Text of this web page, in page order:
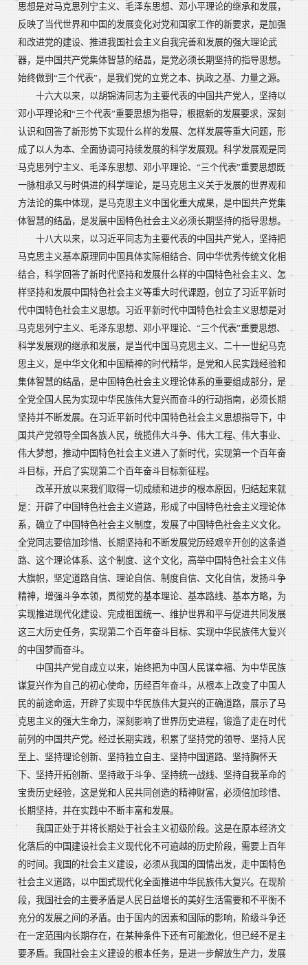
思想是对马克思列宁主义、毛泽东思想、邓小平理论的继承和发展，
反映了当代世界和中国的发展变化对党和国家工作的新要求，是加强
和改进党的建设、推进我国社会主义自我完善和发展的强大理论武
器，是中国共产党集体智慧的结晶，是党必须长期坚持的指导思想。
始终做到“三个代表”，是我们党的立党之本、执政之基、力量之源。
十六大以来，以胡锦涛同志为主要代表的中国共产党人，坚持以
邓小平理论和“三个代表”重要思想为指导，根据新的发展要求，深刻
认识和回答了新形势下实现什么样的发展、怎样发展等重大问题，形
成了以人为本、全面协调可持续发展的科学发展观。科学发展观是同
马克思列宁主义、毛泽东思想、邓小平理论、“三个代表”重要思想既
一脉相承又与时俱进的科学理论，是马克思主义关于发展的世界观和
方法论的集中体现，是马克思主义中国化重大成果，是中国共产党集
体智慧的结晶，是发展中国特色社会主义必须长期坚持的指导思想。
十八大以来，以习近平同志为主要代表的中国共产党人，坚持把
马克思主义基本原理同中国具体实际相结合、同中华优秀传统文化相
结合，科学回答了新时代坚持和发展什么样的中国特色社会主义、怎
样坚持和发展中国特色社会主义等重大时代课题，创立了习近平新时
代中国特色社会主义思想。习近平新时代中国特色社会主义思想是对
马克思列宁主义、毛泽东思想、邓小平理论、“三个代表”重要思想、
科学发展观的继承和发展，是当代中国马克思主义、二十一世纪马克
思主义，是中华文化和中国精神的时代精华，是党和人民实践经验和
集体智慧的结晶，是中国特色社会主义理论体系的重要组成部分，是
全党全国人民为实现中华民族伟大复兴而奋斗的行动指南，必须长期
坚持并不断发展。在习近平新时代中国特色社会主义思想指导下，中
国共产党领导全国各族人民，统揽伟大斗争、伟大工程、伟大事业、
伟大梦想，推动中国特色社会主义进入了新时代，实现第一个百年奋
斗目标，开启了实现第二个百年奋斗目标新征程。
改革开放以来我们取得一切成绩和进步的根本原因，归结起来就
是：开辟了中国特色社会主义道路，形成了中国特色社会主义理论体
系，确立了中国特色社会主义制度，发展了中国特色社会主义文化。
全党同志要倍加珍惜、长期坚持和不断发展党历经艰辛开创的这条道
路、这个理论体系、这个制度、这个文化，高举中国特色社会主义伟
大旗帜，坚定道路自信、理论自信、制度自信、文化自信，发扬斗争
精神，增强斗争本领，贯彻党的基本理论、基本路线、基本方略，为
实现推进现代化建设、完成祖国统一、维护世界和平与促进共同发展
这三大历史任务，实现第二个百年奋斗目标、实现中华民族伟大复兴
的中国梦而奋斗。
中国共产党自成立以来，始终把为中国人民谋幸福、为中华民族
谋复兴作为自己的初心使命，历经百年奋斗，从根本上改变了中国人
民的前途命运，开辟了实现中华民族伟大复兴的正确道路，展示了马
克思主义的强大生命力，深刻影响了世界历史进程，锻造了走在时代
前列的中国共产党。经过长期实践，积累了坚持党的领导、坚持人民
至上、坚持理论创新、坚持独立自主、坚持中国道路、坚持胸怀天
下、坚持开拓创新、坚持敢于斗争、坚持统一战线、坚持自我革命的
宝贵历史经验，这是党和人民共同创造的精神财富，必须倍加珍惜、
长期坚持，并在实践中不断丰富和发展。
我国正处于并将长期处于社会主义初级阶段。这是在原本经济文
化落后的中国建设社会主义现代化不可逾越的历史阶段，需要上百年
的时间。我国的社会主义建设，必须从我国的国情出发，走中国特色
社会主义道路，以中国式现代化全面推进中华民族伟大复兴。在现阶
段，我国社会的主要矛盾是人民日益增长的美好生活需要和不平衡不
充分的发展之间的矛盾。由于国内的因素和国际的影响，阶级斗争还
在一定范围内长期存在，在某种条件下还有可能激化，但已经不是主
要矛盾。我国社会主义建设的根本任务，是进一步解放生产力，发展